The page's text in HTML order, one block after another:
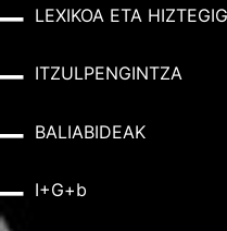
LEXIKOA ETA
ITZULPENGINTZA
BALIABIDEAK
I+G+b